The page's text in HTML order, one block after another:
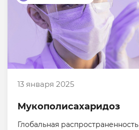
13 января 2025
Мукополисахаридоз
Глобальная распространенность